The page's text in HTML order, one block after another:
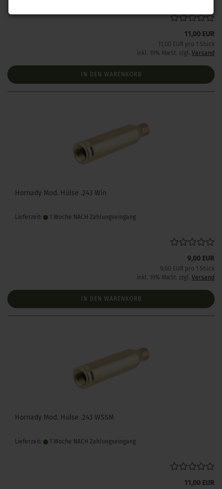
11,00 EUR
11,00 EUR pro 1 Stück
inkl. 19% MwSt. zzgl. Versand
IN DEN WARENKORB
Hornady Mod. Hülse .243 Win
Lieferzeit: 1 Woche NACH Zahlungseingang
9,00 EUR
9,00 EUR pro 1 Stück
inkl. 19% MwSt. zzgl. Versand
IN DEN WARENKORB
Hornady Mod. Hülse .243 WSSM
Lieferzeit: 1 Woche NACH Zahlungseingang
11,00 EUR